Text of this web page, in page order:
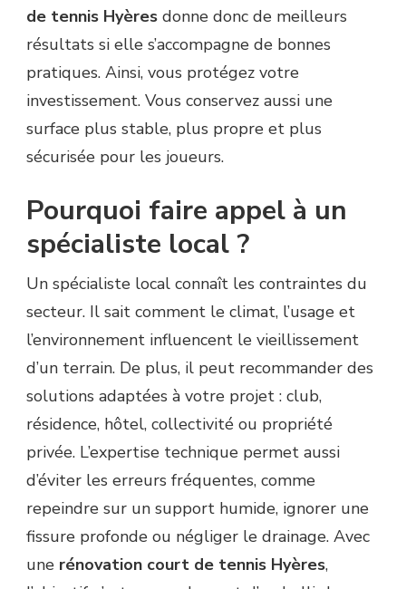
de tennis Hyères donne donc de meilleurs
résultats si elle s’accompagne de bonnes
pratiques. Ainsi, vous protégez votre
investissement. Vous conservez aussi une
surface plus stable, plus propre et plus
sécurisée pour les joueurs.
Pourquoi faire appel à un
spécialiste local ?
Un spécialiste local connaît les contraintes du
secteur. Il sait comment le climat, l’usage et
l’environnement influencent le vieillissement
d’un terrain. De plus, il peut recommander des
solutions adaptées à votre projet : club,
résidence, hôtel, collectivité ou propriété
privée. L’expertise technique permet aussi
d’éviter les erreurs fréquentes, comme
repeindre sur un support humide, ignorer une
fissure profonde ou négliger le drainage. Avec
une rénovation court de tennis Hyères,